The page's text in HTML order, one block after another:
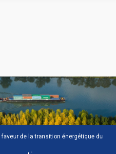
de la transition énergétique du